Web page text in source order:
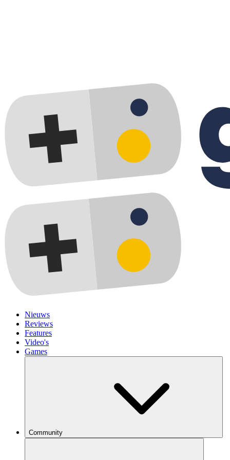
Nieuws
Reviews
Features
Video's
Games
Community